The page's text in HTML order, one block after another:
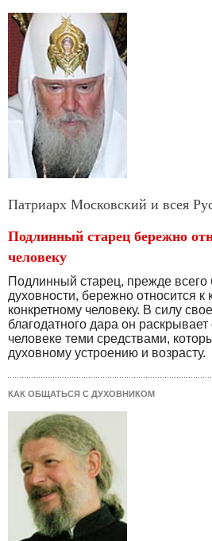
Патриарх Московский и всея
Подлинный старец бережно
человеку
Подлинный старец, прежде всего
духовности, бережно относится к
конкретному человеку. В силу
благодатного дара он
человеке теми средствами,
духовному устроению и возрасту.
КАК ОБЩАТЬСЯ С ДУХОВНИКОМ